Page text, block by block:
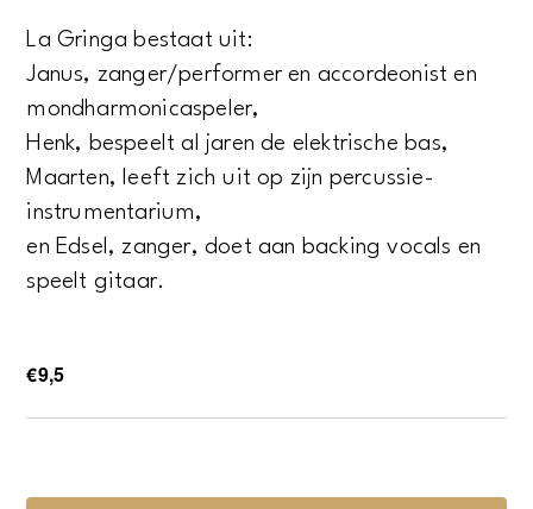
La Gringa bestaat uit:
Janus, zanger/performer en accordeonist en
mondharmonicaspeler,
Henk, bespeelt al jaren de elektrische bas,
Maarten, leeft zich uit op zijn percussie-
instrumentarium,
en Edsel, zanger, doet aan backing vocals en
speelt gitaar.
€9,5